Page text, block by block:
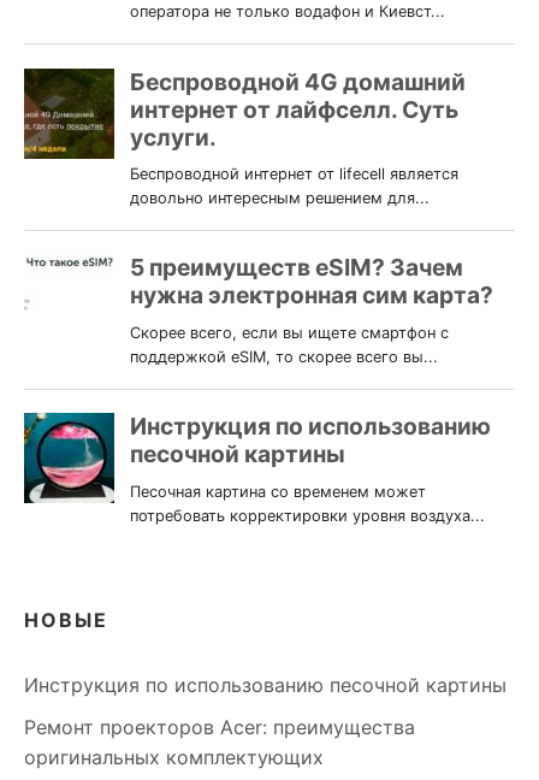
НОВЫЕ
Инструкция по использованию песочной картины
Ремонт проекторов Acer: преимущества
оригинальных комплектующих